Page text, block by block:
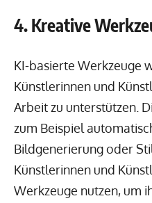
4. Kreative
KI-basierte Werkzeuge
Künstlerinnen und
Arbeit zu unterstützen.
zum Beispiel
Bildgenerierung oder
Künstlerinnen und
Werkzeuge nutzen, um